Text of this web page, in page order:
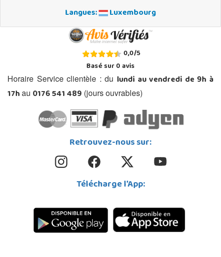
Langues: Luxembourg
0,0/5
Basé sur0avis
Horaire Service clientèle : du lundi au vendredi de 9h à
17hau 0176 541 489 (jours ouvrables)
Retrouvez-nous sur:
Télécharge l'App: